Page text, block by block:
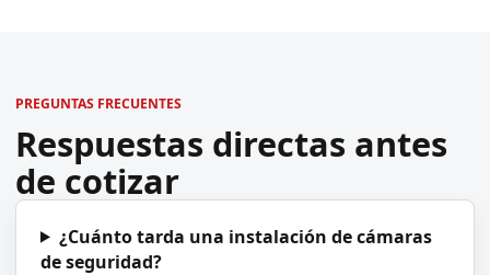
PREGUNTAS FRECUENTES
Respuestas directas antes
de cotizar
¿Cuánto tarda una instalación de cámaras
de seguridad?